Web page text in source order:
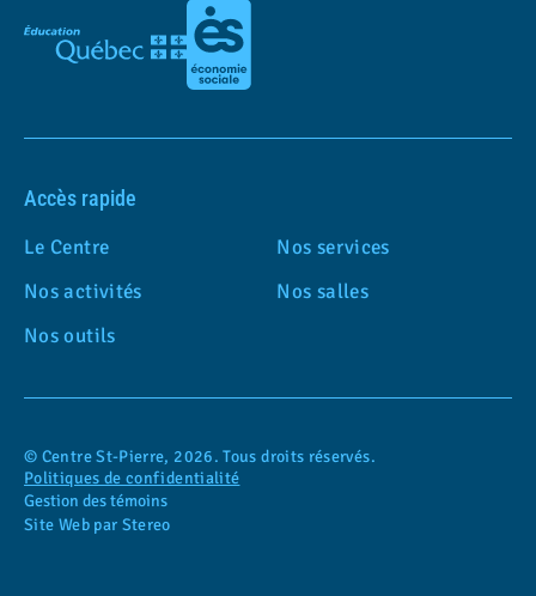
Accès rapide
Le Centre
Nos services
Nos activités
Nos salles
Nos outils
© Centre St-Pierre, 2026. Tous droits réservés.
Politiques de confidentialité
Gestion des témoins
Site Web par Stereo